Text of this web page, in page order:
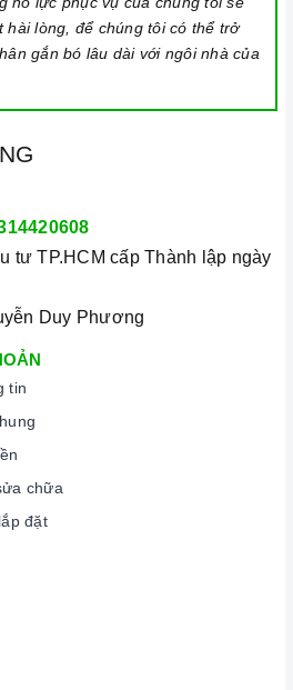
hài lòng, để chúng tôi có thể trở
gắn bó lâu dài với ngôi nhà của
tư TP.HCM cấp Thành lập ngày
Duy Phương
tin
chữa
đặt